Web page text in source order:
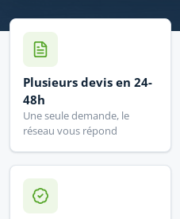
Plusieurs devis en 24-
48h
Une seule demande, le
réseau vous répond